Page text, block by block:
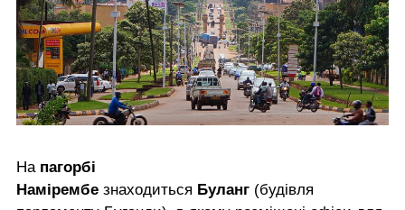
На пагорбі
Намірембе знаходиться Буланг (будівля